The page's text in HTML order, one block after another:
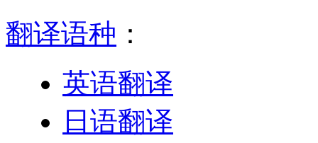
翻译语种 ：
英语翻译
日语翻译